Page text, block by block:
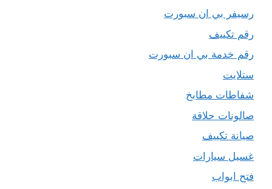
رسيفر بي ان سبورت
رقم تكييف
رقم خدمة بي ان سبورت
ستلايت
شفاطات مطابخ
صالونات حلاقة
صيانة تكييف
غسيل سيارات
فتح ابواب